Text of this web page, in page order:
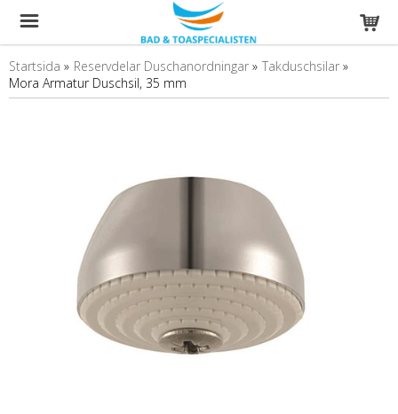
Startsida » Reservdelar Duschanordningar » Takduschsilar »
Mora Armatur Duschsil, 35 mm